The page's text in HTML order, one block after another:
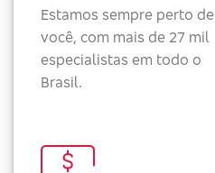
Estamos sempre perto de
você, com mais de 27 mil
especialistas em todo o
Brasil.